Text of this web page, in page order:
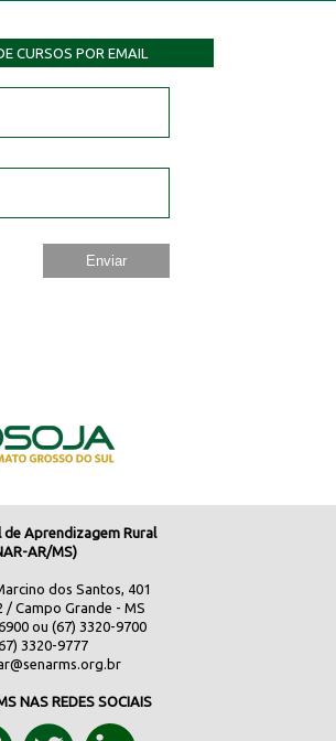
CURSOS POR EMAIL
de Aprendizagem Rural
AR/MS)
dos Santos, 401
/ Campo Grande - MS
ou (67) 3320-9700
3320-9777
NAS REDES SOCIAIS